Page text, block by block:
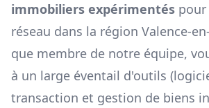
immobiliers expérimentés
réseau dans la région Valence-
que membre de notre équipe,
à un large éventail d'outils
transaction et gestion de biens